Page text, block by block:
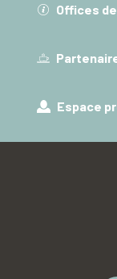
Offices
Espace